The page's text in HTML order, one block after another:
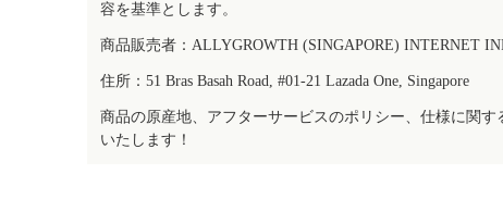
容を基準とします。
商品販売者：ALLYGROWTH (SINGAPORE) INTERNET
住所：51 Bras Basah Road, #01-21 Lazada One, Singapore
商品の原産地、アフターサービスのポリシー、仕様に関
いたします！